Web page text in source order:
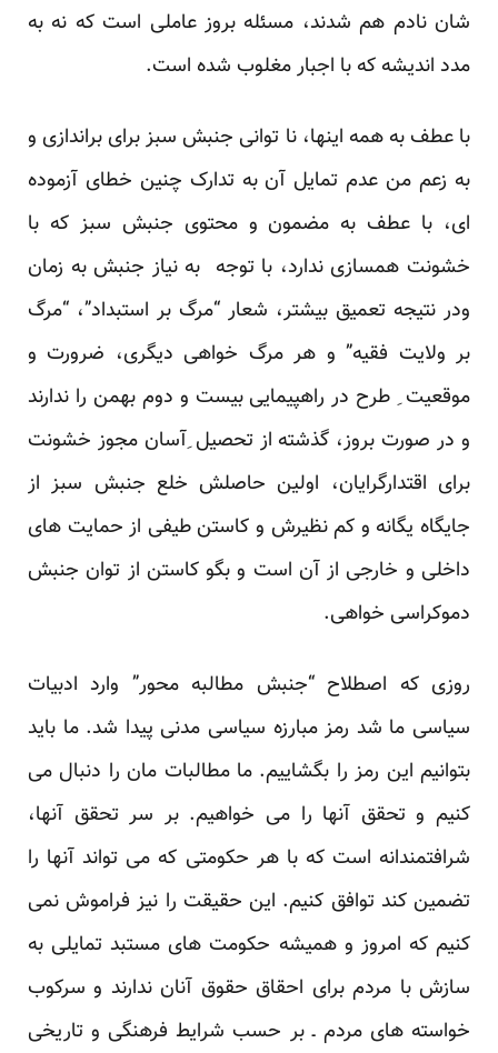
شان نادم هم شدند، مسئله بروز عاملی است که نه به
مدد اندیشه که با اجبار مغلوب شده است.
با عطف به همه اینها، نا توانی جنبش سبز برای براندازی و
به زعم من عدم تمایل آن به تدارک چنین خطای آزموده
ای، با عطف به مضمون و محتوی جنبش سبز که با
خشونت همسازی ندارد، با توجه به نیاز جنبش به زمان
ودر نتیجه تعمیق بیشتر، شعار “مرگ بر استبداد”، “مرگ
بر ولایت فقیه” و هر مرگ خواهی دیگری، ضرورت و
موقعیت ِ طرح در راهپیمایی بیست و دوم بهمن را ندارند
و در صورت بروز، گذشته از تحصیل ِآسان مجوز خشونت
برای اقتدارگرایان، اولین حاصلش خلع جنبش سبز از
جایگاه یگانه و کم نظیرش و کاستن طیفی از حمایت های
داخلی و خارجی از آن است و بگو کاستن از توان جنبش
دموکراسی خواهی.
روزی که اصطلاح “جنبش مطالبه محور” وارد ادبیات
سیاسی ما شد رمز مبارزه سیاسی مدنی پیدا شد. ما باید
بتوانیم این رمز را بگشاییم. ما مطالبات مان را دنبال می
کنیم و تحقق آنها را می خواهیم. بر سر تحقق آنها،
شرافتمندانه است که با هر حکومتی که می تواند آنها را
تضمین کند توافق کنیم. این حقیقت را نیز فراموش نمی
کنیم که امروز و همیشه حکومت های مستبد تمایلی به
سازش با مردم برای احقاق حقوق آنان ندارند و سرکوب
خواسته های مردم ـ بر حسب شرایط فرهنگی و تاریخی